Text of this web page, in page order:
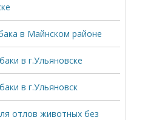
в Майнском районе
в г.Ульяновске
в г.Ульяновск
отлов животных без